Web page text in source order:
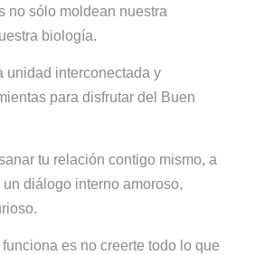
no sólo moldean nuestra
biología.
unidad interconectada y
para disfrutar del Buen
tu relación contigo mismo, a
diálogo interno amoroso,
es no creerte todo lo que